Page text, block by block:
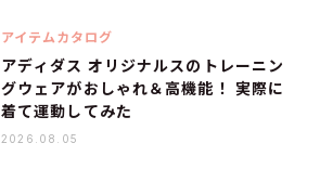
アイテムカタログ
アディダス オリジナルスのトレーニン
グウェアがおしゃれ＆高機能！ 実際に
着て運動してみた
2026.08.05